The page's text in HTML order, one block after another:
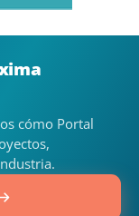
cómo Portal